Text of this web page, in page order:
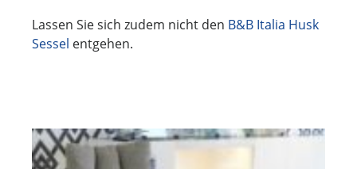
Lassen Sie sich zudem nicht den B&B Italia Husk
Sessel entgehen.